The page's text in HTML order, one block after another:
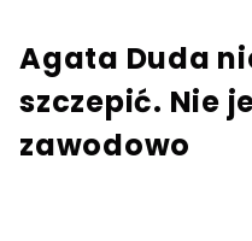
Agata Duda
szczepić. Nie
zawodowo